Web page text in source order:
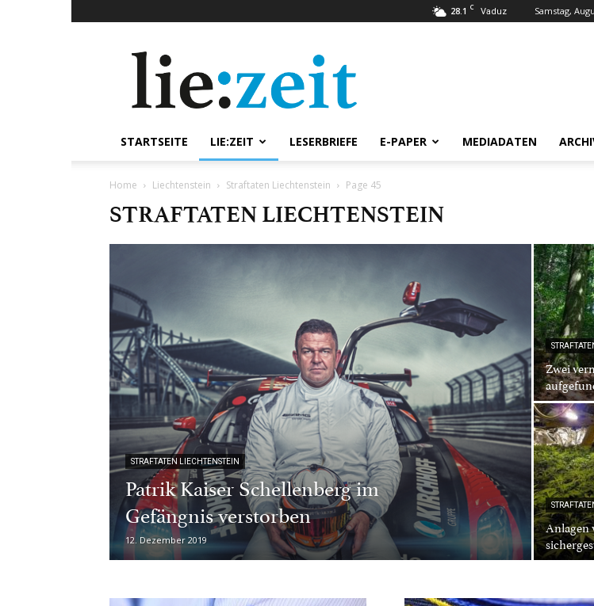
28.1 C Vaduz Samstag,
STARTSEITE LIE:ZEIT LESERBRIEFE E-PAPER MEDIADATEN
Home Liechtenstein Straftaten Liechtenstein Page 45
STRAFTATEN LIECHTENSTEIN
STRAFTATEN LIECHTENSTEIN
Patrik Kaiser Schellenberg im
Gefängnis verstorben
12. Dezember 2019
Zwei
Anlagen